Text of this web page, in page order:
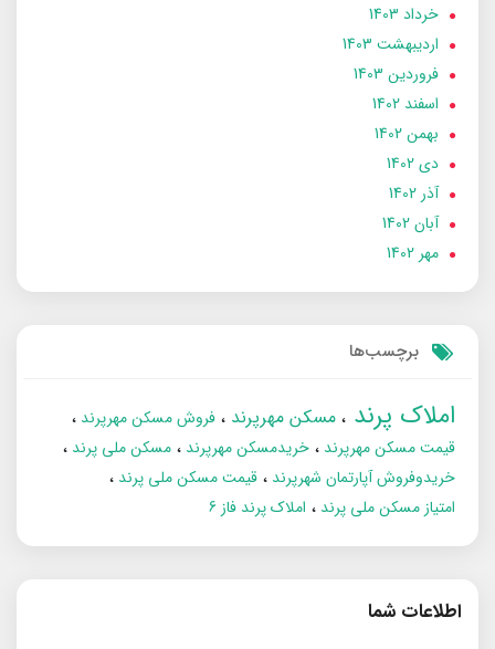
خرداد 1403
ارديبهشت 1403
فروردین 1403
اسفند 1402
بهمن 1402
دی 1402
آذر 1402
آبان 1402
مهر 1402
برچسب‌ها
املاک پرند مسکن مهرپرند
فروش مسکن مهرپرند
قیمت مسکن مهرپرند
خریدمسکن مهرپرند
مسکن ملی پرند
خریدوفروش آپارتمان شهرپرند
قیمت مسکن ملی پرند
امتیاز مسکن ملی پرند
املاک پرند فاز 6
اطلاعات شما